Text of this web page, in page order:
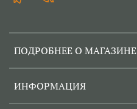
ПОДРОБНЕЕ О МАГАЗИНЕ
ИНФОРМАЦИЯ